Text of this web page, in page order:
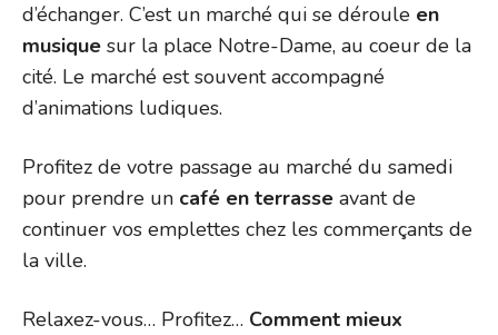
d’échanger. C’est un marché qui se déroule en
musique sur la place Notre-Dame, au coeur de la
cité. Le marché est souvent accompagné
d’animations ludiques.
Profitez de votre passage au marché du samedi
pour prendre un café en terrasse avant de
continuer vos emplettes chez les commerçants de
la ville.
Relaxez-vous… Profitez… Comment mieux